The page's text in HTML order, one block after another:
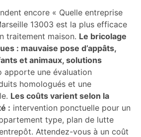
encore « Quelle entreprise
13003 est la plus efficace
traitement maison. Le bricolage
: mauvaise pose d’appâts,
et animaux, solutions
apporte une évaluation
homologués et une
Les coûts varient selon la
: intervention ponctuelle pour un
type, plan de lutte
Attendez-vous à un coût